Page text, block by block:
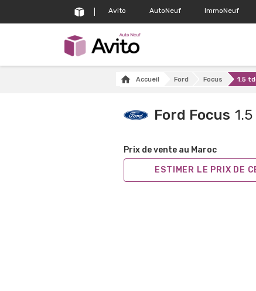
Avito AutoNeuf ImmoNeuf
Accueil Ford Focus 1.5
Ford Focus
Prix de vente au Maroc
ESTIMER LE PRIX DE